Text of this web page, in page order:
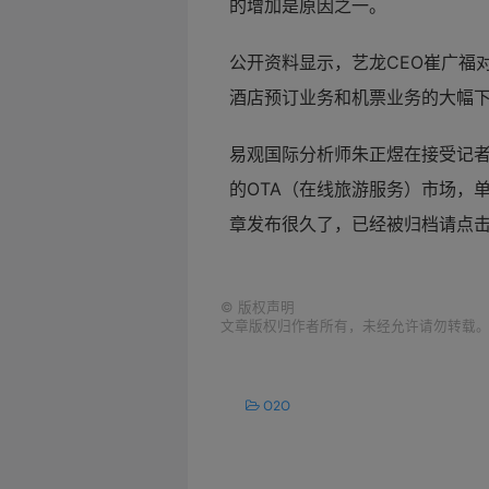
的增加是原因之一。
公开资料显示，艺龙CEO崔广福
酒店预订业务和机票业务的大幅
易观国际分析师朱正煜在接受记
的OTA（在线旅游服务）市场，
章发布很久了，已经被归档请点
© 版权声明
文章版权归作者所有，未经允许请勿转载。
O2O